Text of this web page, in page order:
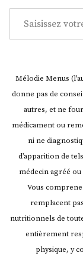
Saisissez votre adresse e-mail…
Mélodie Menus
donne pas de
autres, et ne
médicament ou
ni ne
d’apparition de
médecin agréé
Vous
remplacent
nutritionnels de
entièrement
physique, y